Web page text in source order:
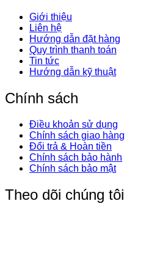
Giới thiệu
Liên hệ
Hướng dẫn đặt hàng
Quy trình thanh toán
Tin tức
Hướng dẫn kỹ thuật
Chính sách
Điều khoản sử dụng
Chính sách giao hàng
Đổi trả & Hoàn tiền
Chính sách bảo hành
Chính sách bảo mật
Theo dõi chúng tôi